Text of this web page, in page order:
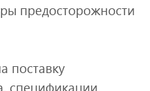
предосторожности
поставку
спецификации.